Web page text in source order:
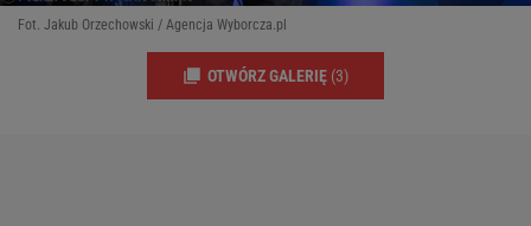
Fot. Jakub Orzechowski / Agencja Wyborcza.pl
OTWÓRZ GALERIĘ (3)